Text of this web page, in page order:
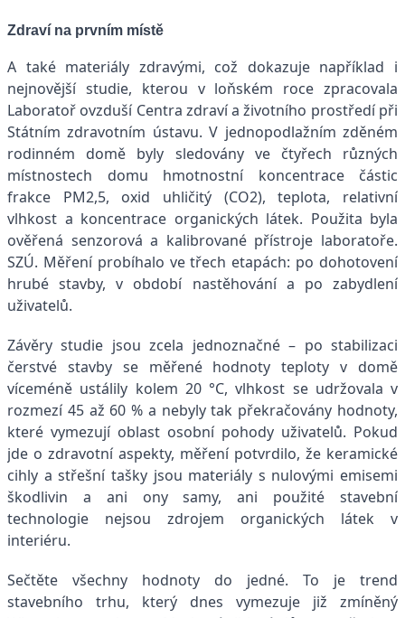
Zdraví na prvním místě
A také materiály zdravými, což dokazuje například i
nejnovější studie, kterou v loňském roce zpracovala
Laboratoř ovzduší Centra zdraví a životního prostředí při
Státním zdravotním ústavu. V jednopodlažním zděném
rodinném domě byly sledovány ve čtyřech různých
místnostech domu hmotnostní koncentrace částic
frakce PM2,5, oxid uhličitý (CO2), teplota, relativní
vlhkost a koncentrace organických látek. Použita byla
ověřená senzorová a kalibrované přístroje laboratoře.
SZÚ. Měření probíhalo ve třech etapách: po dohotovení
hrubé stavby, v období nastěhování a po zabydlení
uživatelů.
Závěry studie jsou zcela jednoznačné – po stabilizaci
čerstvé stavby se měřené hodnoty teploty v domě
víceméně ustálily kolem 20 °C, vlhkost se udržovala v
rozmezí 45 až 60 % a nebyly tak překračovány hodnoty,
které vymezují oblast osobní pohody uživatelů. Pokud
jde o zdravotní aspekty, měření potvrdilo, že keramické
cihly a střešní tašky jsou materiály s nulovými emisemi
škodlivin a ani ony samy, ani použité stavební
technologie nejsou zdrojem organických látek v
interiéru.
Sečtěte všechny hodnoty do jedné. To je trend
stavebního trhu, který dnes vymezuje již zmíněný